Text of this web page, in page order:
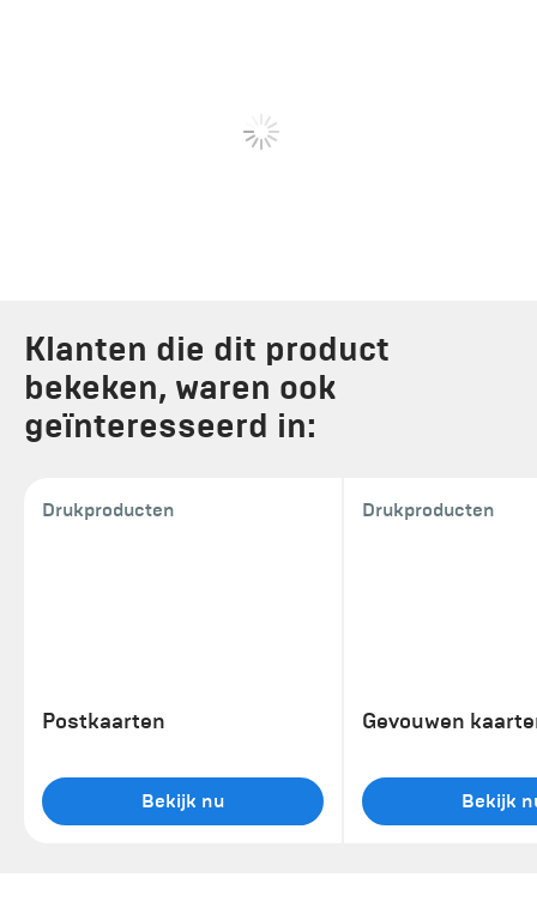
Klanten die dit product
bekeken, waren ook
geïnteresseerd in:
Drukproducten
Postkaarten
Bekijk nu
Drukproducten
Gevouwen
Bekijk